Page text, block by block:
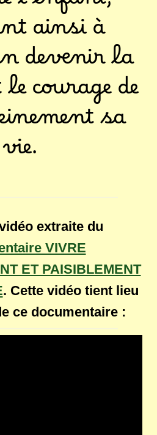
ainsi à
devenir la
courage de
sa
vie.
extraite du
VIVRE
ET PAISIBLEMENT
. Cette vidéo tient lieu
ce documentaire :